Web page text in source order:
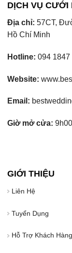
DỊCH VỤ CƯỚI
Địa chỉ: 57CT,
Hồ Chí Minh
Hotline: 094 1847
Website:
Email:
Giờ mở cửa:
GIỚI THIỆU
Liên Hệ
Tuyển Dụng
Hỗ Trợ Khách Hàng